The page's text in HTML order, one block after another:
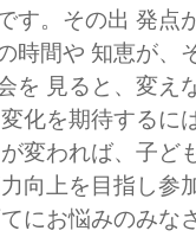
す。その出 発点
時間や 知恵が、
を 見ると、変え
化を期待するに
変われば、子ど
向上を目指し参
にお悩みのみな